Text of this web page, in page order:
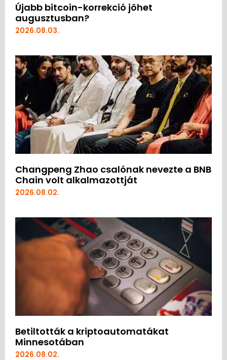
Újabb bitcoin-korrekció jöhet
augusztusban?
2026.08.03.
Changpeng Zhao csalónak nevezte a BNB
Chain volt alkalmazottját
2026.08.02.
Betiltották a kriptoautomatákat
Minnesotában
2026.08.02.